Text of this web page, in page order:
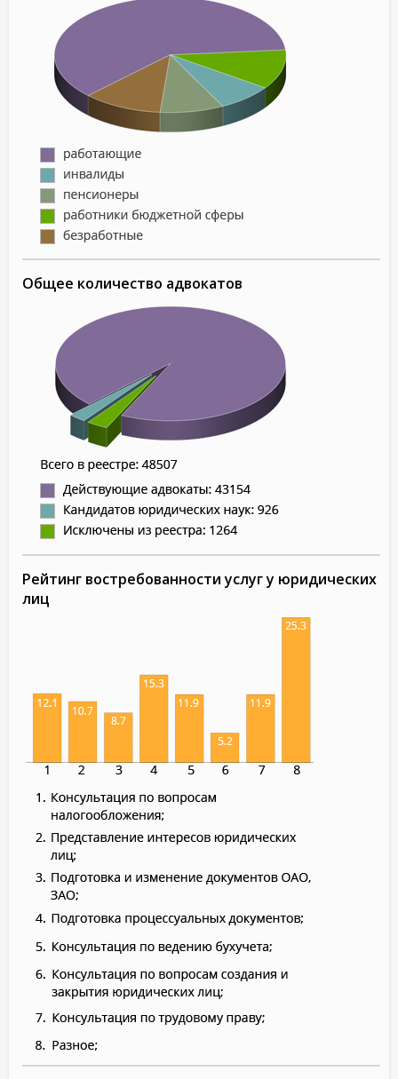
Общее количество адвокатов
Рейтинг востребованности услуг у юридических
лиц